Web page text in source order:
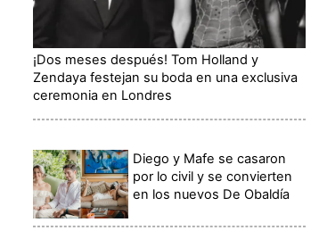
¡Dos meses después! Tom Holland y
Zendaya festejan su boda en una exclusiva
ceremonia en Londres
Diego y Mafe se casaron
por lo civil y se convierten
en los nuevos De Obaldía